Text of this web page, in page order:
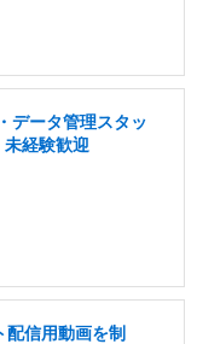
データ管理スタッ
経験歓迎
信用動画を制